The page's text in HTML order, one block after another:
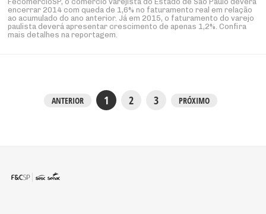
encerrar 2014 com queda de 1,6% no faturamento real em relação
ao acumulado do ano anterior. Já em 2015, o faturamento do varejo
paulista deverá apresentar crescimento de apenas 1,2%. Confira
mais detalhes na reportagem.
ANTERIOR 1 2 3 PRÓXIMO